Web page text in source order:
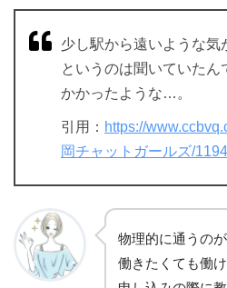
少し駅から遠いような気
というのは聞いていた
かかったような…。
引用： https://
岡チャットガールズ/1194
物理的に通うの
働きたくても働